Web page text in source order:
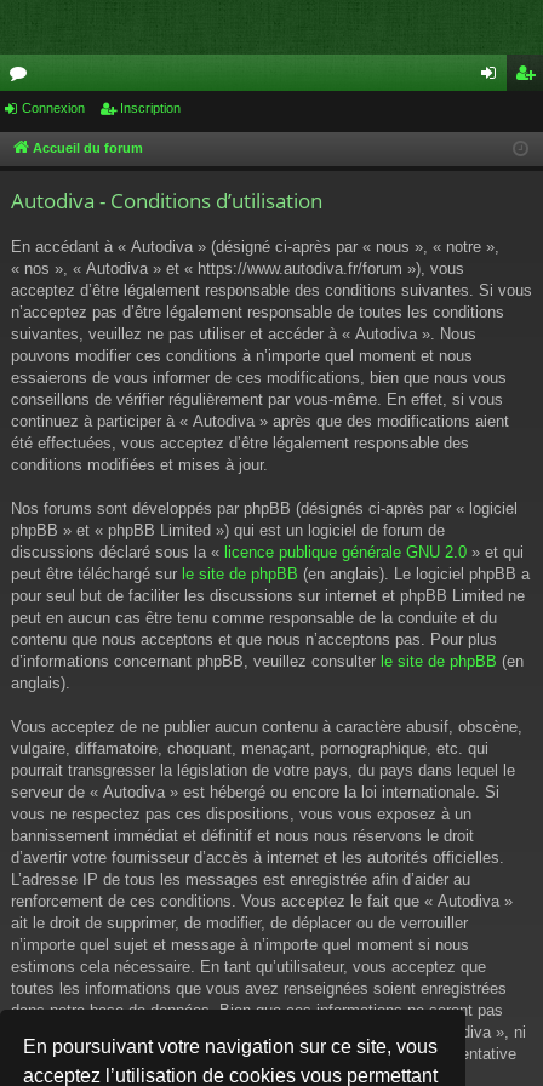
En poursuivant votre navigation sur ce site, vous
acceptez l’utilisation de cookies vous permettant
or
u cri
Connexion Inscription
Accueil du forum
Autodiva - Conditions d’utilisation
En accédant à « Autodiva » (désigné ci-après par « nous », « notre »,
« nos », « Autodiva » et « https://www.autodiva.fr/forum »), vous
acceptez d’être légalement responsable des conditions suivantes. Si vous
n’acceptez pas d’être légalement responsable de toutes les conditions
suivantes, veuillez ne pas utiliser et accéder à « Autodiva ». Nous
pouvons modifier ces conditions à n’importe quel moment et nous
essaierons de vous informer de ces modifications, bien que nous vous
conseillons de vérifier régulièrement par vous-même. En effet, si vous
continuez à participer à « Autodiva » après que des modifications aient
été effectuées, vous acceptez d’être légalement responsable des
conditions modifiées et mises à jour.
Nos forums sont développés par phpBB (désignés ci-après par « logiciel
phpBB » et « phpBB Limited ») qui est un logiciel de forum de
discussions déclaré sous la « licence publique générale GNU 2.0 » et qui
peut être téléchargé sur le site de phpBB (en anglais). Le logiciel phpBB a
pour seul but de faciliter les discussions sur internet et phpBB Limited ne
peut en aucun cas être tenu comme responsable de la conduite et du
contenu que nous acceptons et que nous n’acceptons pas. Pour plus
d’informations concernant phpBB, veuillez consulter le site de phpBB (en
anglais).
Vous acceptez de ne publier aucun contenu à caractère abusif, obscène,
vulgaire, diffamatoire, choquant, menaçant, pornographique, etc. qui
pourrait transgresser la législation de votre pays, du pays dans lequel le
serveur de « Autodiva » est hébergé ou encore la loi internationale. Si
vous ne respectez pas ces dispositions, vous vous exposez à un
bannissement immédiat et définitif et nous nous réservons le droit
d’avertir votre fournisseur d’accès à internet et les autorités officielles.
L’adresse IP de tous les messages est enregistrée afin d’aider au
renforcement de ces conditions. Vous acceptez le fait que « Autodiva »
ait le droit de supprimer, de modifier, de déplacer ou de verrouiller
n’importe quel sujet et message à n’importe quel moment si nous
estimons cela nécessaire. En tant qu’utilisateur, vous acceptez que
toutes les informations que vous avez renseignées soient enregistrées
dans notre base de données. Bien que ces informations ne seront pas
diffusées à une tierce partie sans votre consentement, ni « Autodiva », ni
phpBB, ne pourront être tenus comme responsables en cas de tentative
de piratage informatique visant à compromettre vos données.